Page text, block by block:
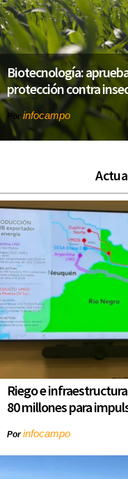
Biotecnología:
protección contra
Por infocampo
Riego e
80 millones para
Porinfocampo